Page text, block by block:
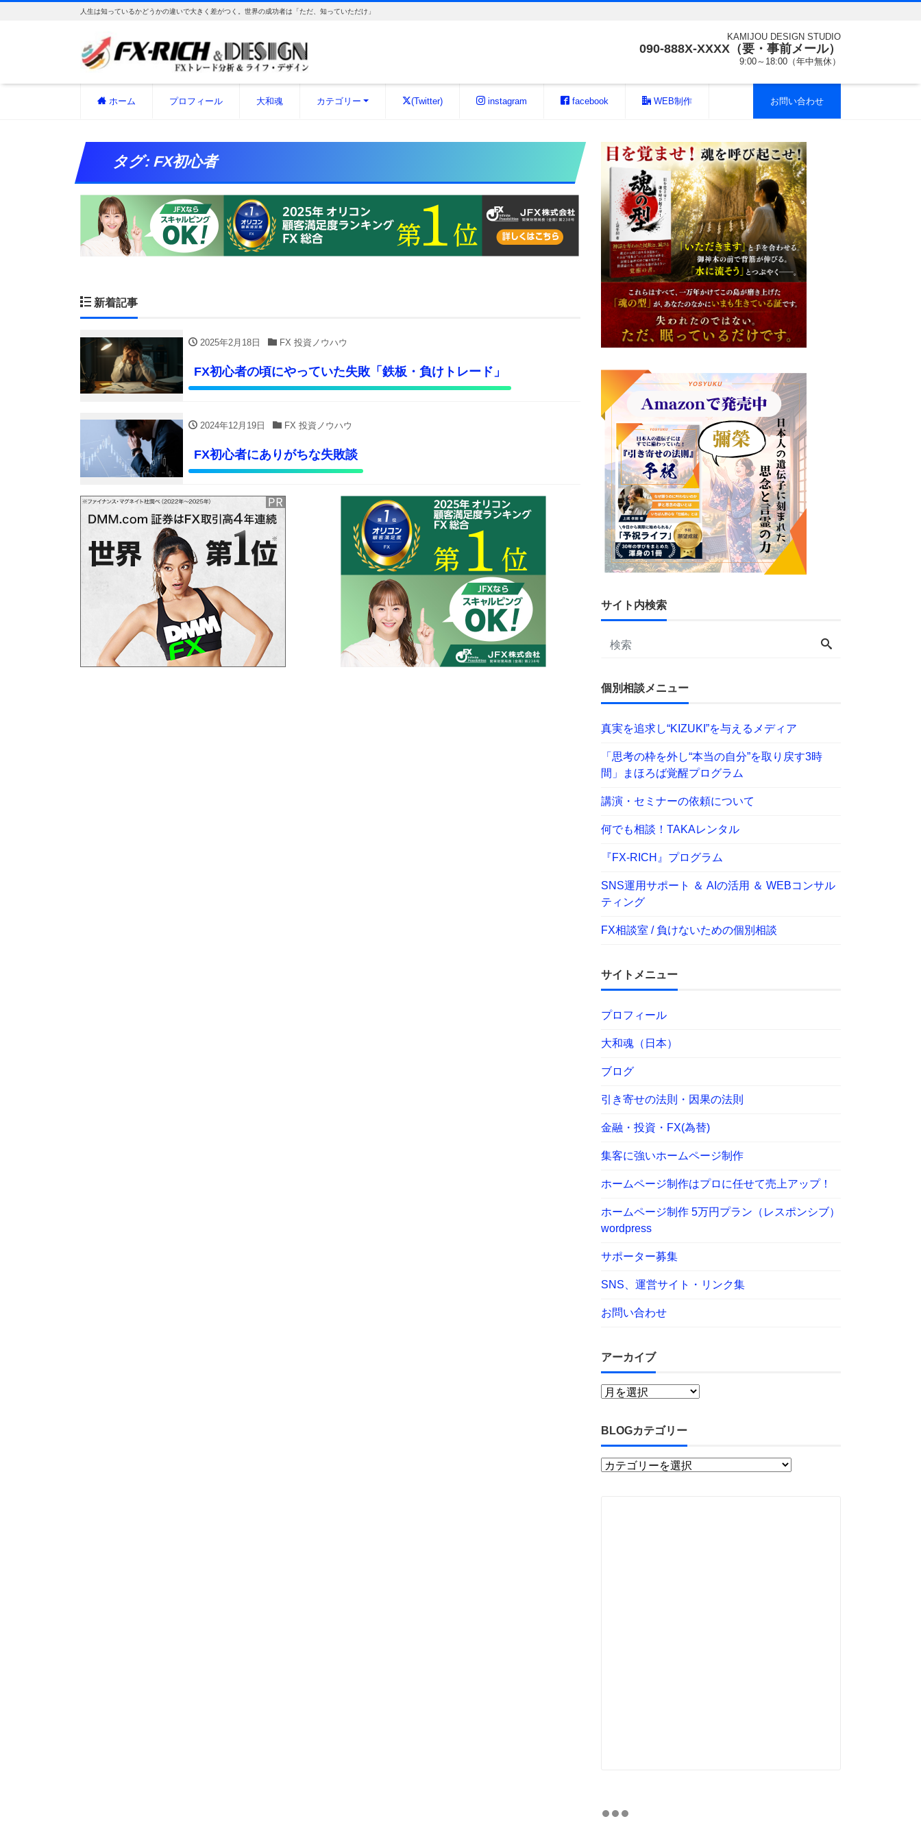
人生は知っているかどうかの違いで大きく差がつく。世界の成功者は「ただ、知っていただけ」
KAMIJOU DESIGN STUDIO
090-888X-XXXX（要・事前メール）
9:00～18:00（年中無休）
ホーム プロフィール 大和魂 カテゴリー (Twitter) instagram facebook WEB制作 お問い合わせ
タグ:FX初心者
新着記事
2025年2月18日 FX 投資ノウハウ
FX初心者の頃にやっていた失敗「鉄板・負けトレード」
2024年12月19日 FX 投資ノウハウ
FX初心者にありがちな失敗談
サイト内検索
個別相談メニュー
真実を追求し“KIZUKI”を与えるメディア
「思考の枠を外し“本当の自分”を取り戻す3時
間」まほろば覚醒プログラム
講演・セミナーの依頼について
何でも相談！TAKAレンタル
『FX-RICH』プログラム
SNS運用サポート ＆ AIの活用 ＆ WEBコンサル
ティング
FX相談室 / 負けないための個別相談
サイトメニュー
プロフィール
大和魂（日本）
ブログ
引き寄せの法則・因果の法則
金融・投資・FX(為替)
集客に強いホームページ制作
ホームページ制作はプロに任せて売上アップ！
ホームページ制作 5万円プラン（レスポンシブ）
wordpress
サポーター募集
SNS、運営サイト・リンク集
お問い合わせ
アーカイブ
BLOGカテゴリー